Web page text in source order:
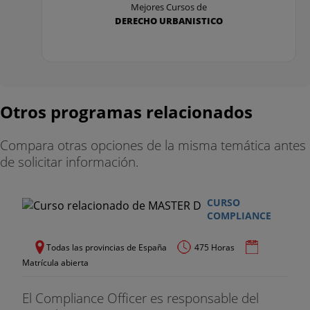
Mejores Cursos de
DERECHO URBANISTICO
Otros programas relacionados
Compara otras opciones de la misma temática antes
de solicitar información.
CURSO
COMPLIANCE
Todas las provincias de España
475 Horas
Matrícula abierta
El Compliance Officer es responsable del